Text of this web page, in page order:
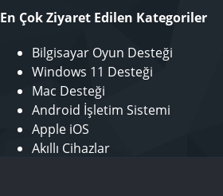
En Çok Ziyaret Edilen Kategoriler
Bilgisayar Oyun Desteği
Windows 11 Desteği
Mac Desteği
Android İşletim Sistemi
Apple iOS
Akıllı Cihazlar